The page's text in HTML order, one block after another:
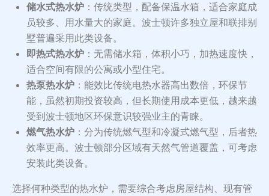
储水式热水炉 ：传统类型，配备保温水箱，适合家庭成
员较多、用水量大的家庭。波士顿许多独立屋和联排别
墅普遍采用此类设备。
即热式热水炉 ：无需储水箱，体积小巧，加热速度快，
适合空间有限的公寓或小型住宅。
热泵热水炉 ：能效比传统电热水器高出数倍，环保节
能，虽然初期投资较高，但长期使用成本更低，越来越
受到波士顿地区环保意识较强业主的青睐。
燃气热水炉 ：分为传统燃气型和冷凝式燃气型，后者热
效率更高。波士顿部分区域有天然气管道覆盖，可考虑
安装此类设备。
选择何种类型的热水炉，需要综合考虑房屋结构、现有管